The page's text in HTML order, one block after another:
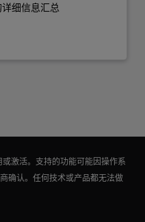
细信息汇总
激活。支持的功能可能因操作系
确认。任何技术或产品都无法做